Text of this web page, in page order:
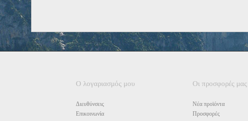
Ο λογαριασμός μου
Διευθύνσεις
Επικοινωνία
Οι προσφορές μας
Νέα προϊόντα
Προσφορές